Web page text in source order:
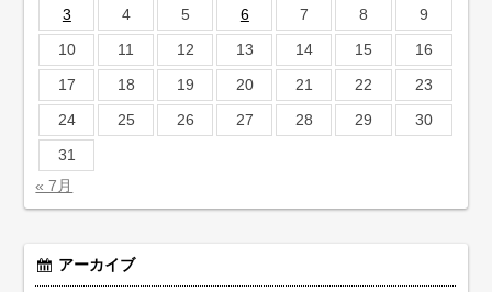
3
4 5 6 7 8
9
10
11 12 13 14 15
16
17
18 19 20 21 22
23
24
25 26 27 28 29
30
31
« 7月
アーカイブ